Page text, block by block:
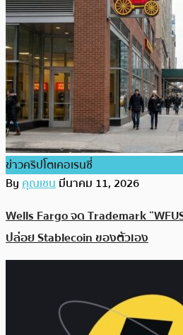
ข่าวคริปโตเคอเรนซี่
Byคุณเชนมีนาคม 11, 2026
Wells Fargo จด Trademark
ปล่อย Stablecoin ของตัวเอง